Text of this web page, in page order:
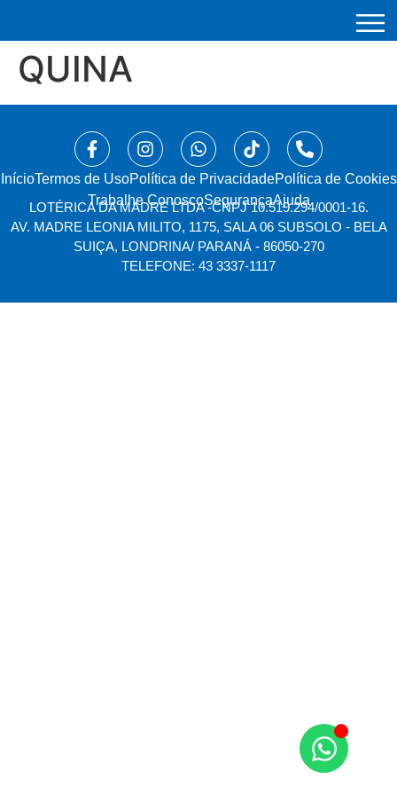
QUINA
Início⁠Termos de UsoPolítica de PrivacidadePolítica de Cookies
Trabalhe ConoscoSegurançaAjuda
LOTÉRICA DA MADRE LTDA -CNPJ 10.519.294/0001-16.
AV. MADRE LEONIA MILITO, 1175, SALA 06 SUBSOLO - BELA
SUIÇA, LONDRINA/ PARANÁ - 86050-270
TELEFONE: 43 3337-1117